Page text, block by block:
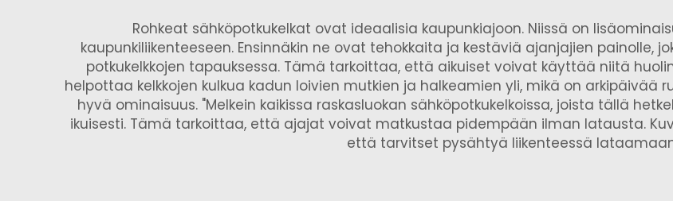
Rohkeat sähköpotkukelkat ovat ideaalisia kaupunkiajoon. Niissä on
kaupunkiliikenteeseen. Ensinnäkin ne ovat tehokkaita ja kestäviä ajanjajien painolle,
potkukelkkojen tapauksessa. Tämä tarkoittaa, että aikuiset voivat käyttää niitä
helpottaa kelkkojen kulkua kadun loivien mutkien ja halkeamien yli, mikä on arkipäivää
hyvä ominaisuus. "Melkein kaikissa raskasluokan sähköpotkukelkoissa, joista tällä
ikuisesti. Tämä tarkoittaa, että ajajat voivat matkustaa pidempään ilman latausta.
että tarvitset pysähtyä liikenteessä